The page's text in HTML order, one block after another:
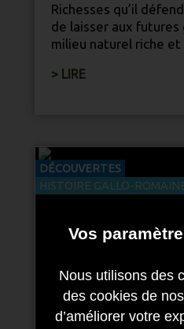
Vos
Nous utilisons des
des cookies de
d’améliorer votre
Richesses qu’il
de laisser aux futures
milieu naturel riche et
> LIRE
DÉCOUVERTES
HISTOIRE GALLO-